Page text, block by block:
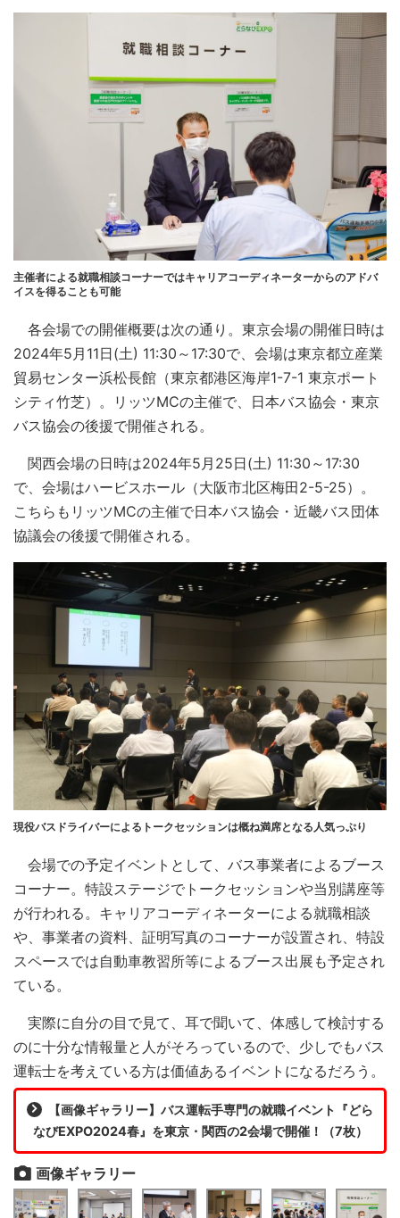
主催者による就職相談コーナーではキャリアコーディネーターからのアドバ
イスを得ることも可能
各会場での開催概要は次の通り。東京会場の開催日時は
2024年5月11日(土) 11:30～17:30で、会場は東京都立産業
貿易センター浜松長館（東京都港区海岸1-7-1 東京ポート
シティ竹芝）。リッツMCの主催で、日本バス協会・東京
バス協会の後援で開催される。
関西会場の日時は2024年5月25日(土) 11:30～17:30
で、会場はハービスホール（大阪市北区梅田2-5-25）。
こちらもリッツMCの主催で日本バス協会・近畿バス団体
協議会の後援で開催される。
現役バスドライバーによるトークセッションは概ね満席となる人気っぷり
会場での予定イベントとして、バス事業者によるブース
コーナー。特設ステージでトークセッションや当別講座等
が行われる。キャリアコーディネーターによる就職相談
や、事業者の資料、証明写真のコーナーが設置され、特設
スペースでは自動車教習所等によるブース出展も予定され
ている。
実際に自分の目で見て、耳で聞いて、体感して検討する
のに十分な情報量と人がそろっているので、少しでもバス
運転士を考えている方は価値あるイベントになるだろう。
【画像ギャラリー】バス運転手専門の就職イベント『どら
なびEXPO2024春』を東京・関西の2会場で開催！（7枚）
画像ギャラリー